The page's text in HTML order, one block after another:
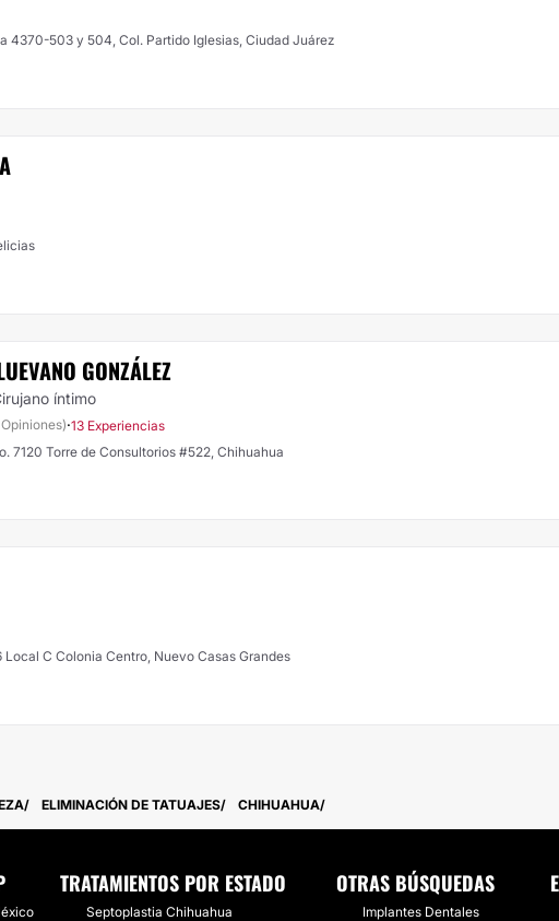
4370-503 y 504, Col. Partido Iglesias, Ciudad Juárez
GONZÁLEZ
íntimo
·13 Experiencias
Haciendas del Valle No. 7120 Torre de Consultorios #522, Chihuahua
C Colonia Centro, Nuevo Casas Grandes
ELIMINACIÓN DE TATUAJES CHIHUAHUA
TRATAMIENTOS POR ESTADO
Septoplastia Chihuahua
OTRAS BÚSQUEDAS
Implantes Dentales